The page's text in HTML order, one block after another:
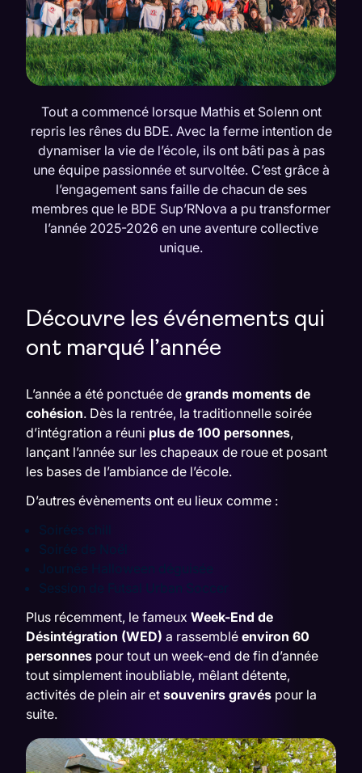
Tout a commencé lorsque Mathis et Solenn ont
repris les rênes du BDE. Avec la ferme intention de
dynamiser la vie de l’école, ils ont bâti pas à pas
une équipe passionnée et survoltée. C’est grâce à
l’engagement sans faille de chacun de ses
membres que le BDE Sup’RNova a pu transformer
l’année 2025-2026 en une aventure collective
unique.
Découvre les événements qui
ont marqué l’année
L’année a été ponctuée de grands moments de
cohésion. Dès la rentrée, la traditionnelle soirée
d’intégration a réuni plus de 100 personnes,
lançant l’année sur les chapeaux de roue et posant
les bases de l’ambiance de l’école.
D’autres évènements ont eu lieux comme :
Soirées chill
Soirée de Noël
Journée Halloween déguisée
Session de Futsal Urban Soccer
Plus récemment, le fameux Week-End de
Désintégration (WED) a rassemblé environ 60
personnes pour tout un week-end de fin d’année
tout simplement inoubliable, mêlant détente,
activités de plein air et souvenirs gravés pour la
suite.